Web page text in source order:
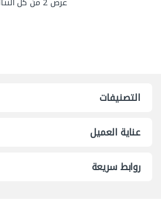
التصنيفات
عناية العميل
روابط سريعة